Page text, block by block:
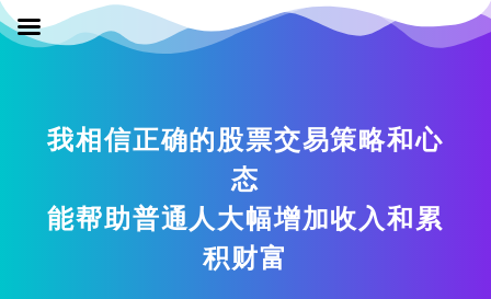
我相信正确的股票交易策略和心
态
能帮助普通人大幅增加收入和累
积财富